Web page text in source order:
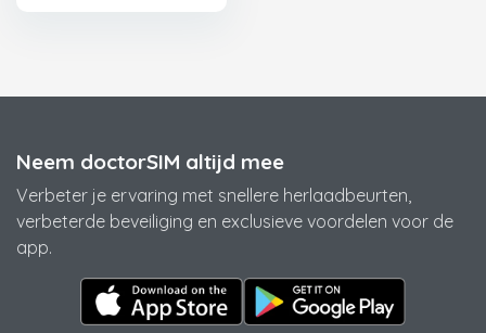
Neem doctorSIM altijd mee
Verbeter je ervaring met snellere herlaadbeurten,
verbeterde beveiliging en exclusieve voordelen voor de
app.